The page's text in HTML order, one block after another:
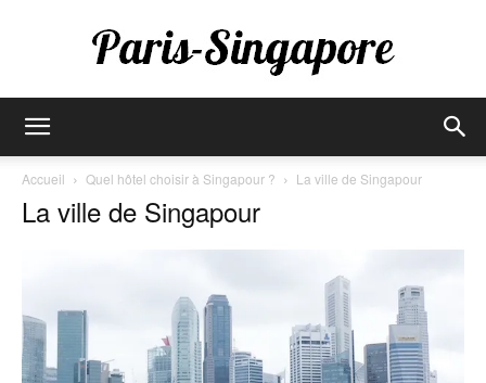
Singapore
Accueil Quel hôtel choisir à Singapour ? La ville de Singapour
La ville de Singapour